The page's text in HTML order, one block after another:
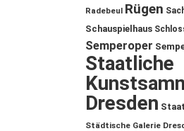
Radebeul Rügen
Schauspielhaus
Semperoper
Staatliche
Dresden
Städtische Galerie